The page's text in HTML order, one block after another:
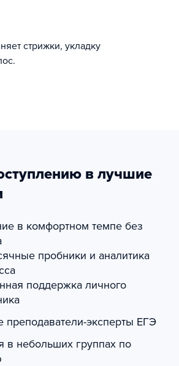
стрижки, укладку
в лучшие
в комфортном темпе без
пробники и аналитика
поддержка личного
эксперты ЕГЭ
в небольших группах по